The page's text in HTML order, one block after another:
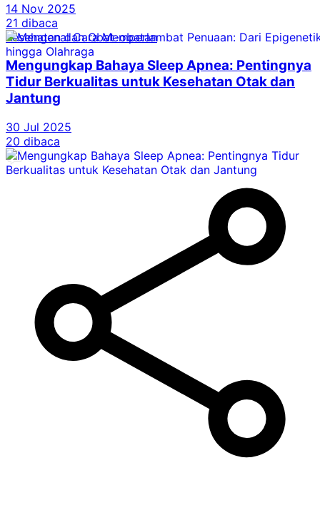
14 Nov 2025
21 dibaca
Kesehatan dan Obat-obatan
Mengungkap Bahaya Sleep Apnea: Pentingnya
Tidur Berkualitas untuk Kesehatan Otak dan
Jantung
30 Jul 2025
20 dibaca